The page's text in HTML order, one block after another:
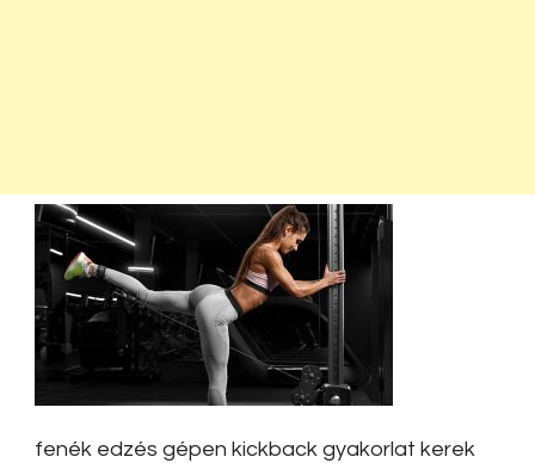
fenék edzés gépen kickback gyakorlat kerek